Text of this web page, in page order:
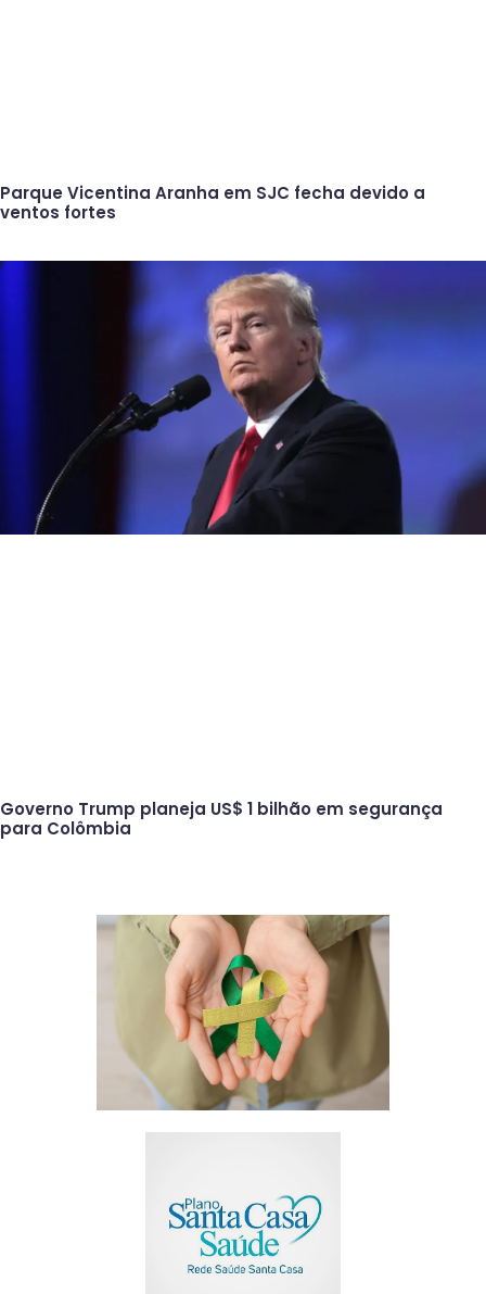
Parque Vicentina Aranha em SJC fecha devido a
ventos fortes
Governo Trump planeja US$ 1 bilhão em segurança
para Colômbia